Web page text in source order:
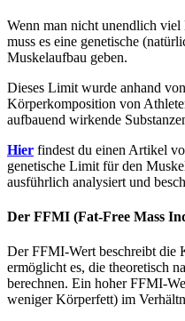
Wenn man nicht unendlich viel
muss es eine genetische
Muskelaufbau geben.
Dieses Limit wurde anhand
Körperkomposition von
aufbauend wirkende
Hier findest du einen Artikel
genetische Limit für den
ausführlich analysiert und
Der FFMI (Fat-Free Mass
Der FFMI-Wert beschreibt die
ermöglicht es, die theoretisch
berechnen. Ein hoher FFMI-
weniger Körperfett) im